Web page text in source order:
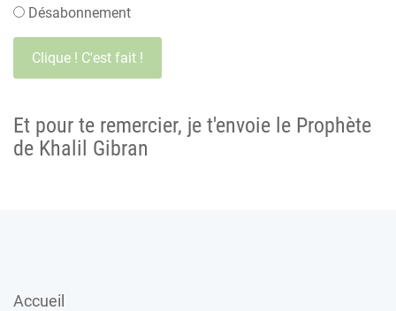
Désabonnement
Et pour te remercier, je t'envoie le Prophète
de Khalil Gibran
Accueil